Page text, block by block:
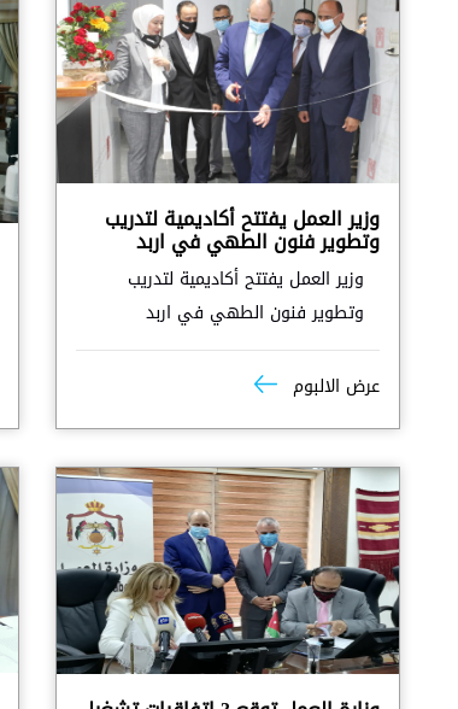
وزير العمل يفتتح أكاديمية لتدريب
وتطوير فنون الطهي في اربد
وزير العمل يفتتح أكاديمية لتدريب
وتطوير فنون الطهي في اربد
عرض الالبوم